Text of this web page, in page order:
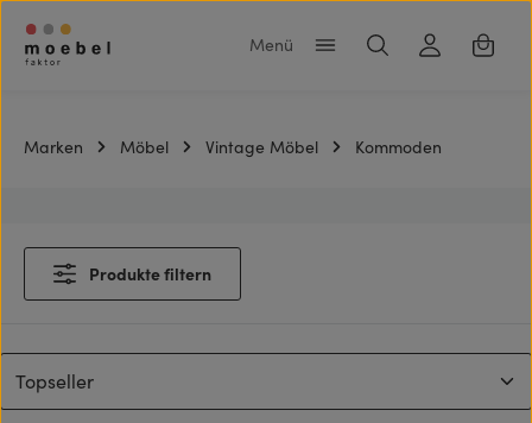
Zum Hauptinhalt springen
Marken Möbel Vintage Möbel Kommoden
Produkte filtern